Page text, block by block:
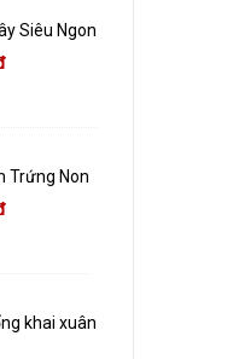
Siêu Ngon
Trứng Non
khai xuân